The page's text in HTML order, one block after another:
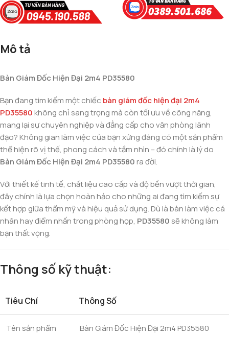
Mô tả
Bàn Giám Đốc Hiện Đại 2m4 PD35580
Bạn đang tìm kiếm một chiếc bàn giám đốc hiện đại 2m4
PD35580không chỉ sang trọng mà còn tối ưu về công năng,
mang lại sự chuyên nghiệp và đẳng cấp cho văn phòng lãnh
đạo? Không gian làm việc của bạn xứng đáng có một sản phẩm
thể hiện rõ vị thế, phong cách và tầm nhìn – đó chính là lý do
Bàn Giám Đốc Hiện Đại 2m4 PD35580ra đời.
Với thiết kế tinh tế, chất liệu cao cấp và độ bền vượt thời gian,
đây chính là lựa chọn hoàn hảo cho những ai đang tìm kiếm sự
kết hợp giữa thẩm mỹ và hiệu quả sử dụng. Dù là bàn làm việc cá
nhân hay điểm nhấn trong phòng họp, PD35580 sẽ không làm
bạn thất vọng.
Thông số kỹ thuật:
Tiêu Chí Thông Số
Tên sản phẩm Bàn Giám Đốc Hiện Đại 2m4 PD35580